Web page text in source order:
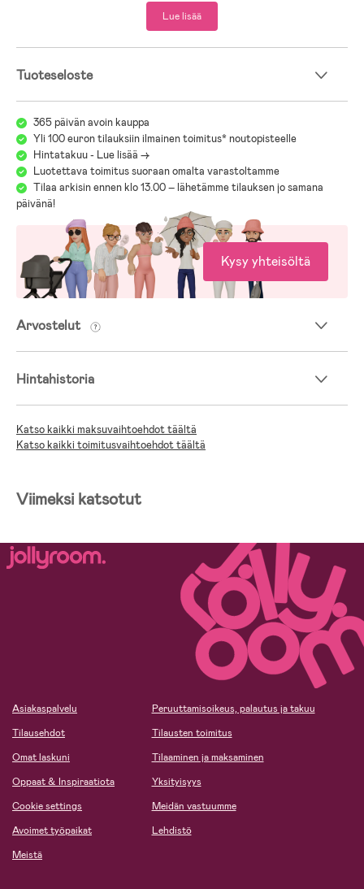
Lue lisää
Tuoteseloste
365 päivän avoin kauppa
Yli 100 euron tilauksiin ilmainen toimitus* noutopisteelle
Hintatakuu - Lue lisää ->
Luotettava toimitus suoraan omalta varastoltamme
Tilaa arkisin ennen klo 13.00 – lähetämme tilauksen jo samana
päivänä!
Kysy yhteisöltä
Arvostelut
Hintahistoria
Katso kaikki maksuvaihtoehdot täältä
Katso kaikki toimitusvaihtoehdot täältä
Viimeksi katsotut
Asiakaspalvelu
Tilausehdot
Omat laskuni
Oppaat & Inspiraatiota
Cookie settings
Avoimet työpaikat
Meistä
Peruuttamisoikeus, palautus ja takuu
Tilausten toimitus
Tilaaminen ja maksaminen
Yksityisyys
Meidän vastuumme
Lehdistö